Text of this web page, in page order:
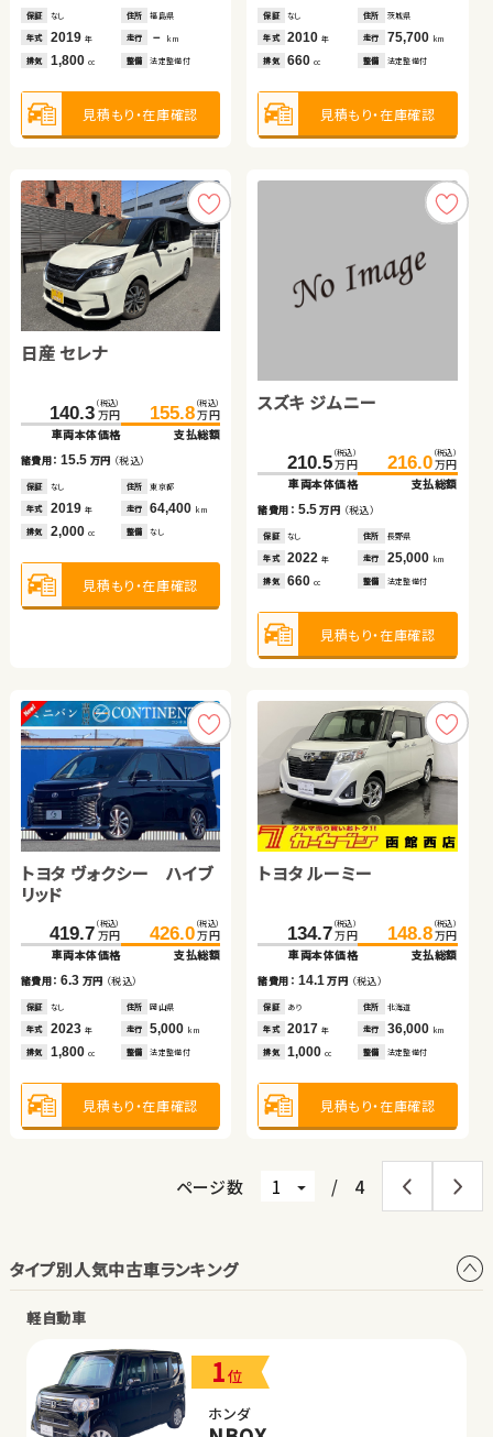
保証 なし 住所 福島県
年式 2019 年 走行 － km
排気 1,800 cc 整備 法定整備付
見積もり・在庫確認
保証 なし 住所 茨城県
年式 2010年 走行 75,700 km
排気 660cc 整備 法定整備付
見積もり・在庫確認
日産 セレナ
140.3 （税込）
万円
車両本体価格
155.8 （税込）
万円
支払総額
諸費用：15.5 万円 （税込）
保証 なし 住所 東京都
年式 2019 年 走行 64,400 km
排気 2,000 cc 整備 なし
見積もり・在庫確認
スズキ ジムニー
210.5 （税込）
万円
車両本体価格
216.0 （税込）
万円
支払総額
諸費用： 5.5万円 （税込）
保証 なし 住所 長野県
年式 2022年 走行 25,000 km
排気 660cc 整備 法定整備付
見積もり・在庫確認
トヨタ ヴォクシー ハイブ
リッド
419.7 （税込）
万円
車両本体価格
426.0 （税込）
万円
支払総額
諸費用：6.3 万円 （税込）
保証 なし 住所 岡山県
年式 2023 年 走行 5,000 km
排気 1,800 cc 整備 法定整備付
見積もり・在庫確認
トヨタ ルーミー
134.7 （税込）
万円
車両本体価格
148.8 （税込）
万円
支払総額
諸費用： 14.1 万円 （税込）
保証 あり 住所 北海道
年式 2017年 走行 36,000 km
排気 1,000cc 整備 法定整備付
見積もり・在庫確認
排気 2,000 整備 法定整備付
見積もり・在庫確認
排気 660 整備 法定整備付
見積もり・在庫確認
トヨタ プリウス アルファ
108.0（税込）
万円
諸費用：12.7万円（税込）
あり 熊本県
年式 2013年 走行
排気 1,800 整備 法定整備付
見積もり・在庫確認
44.5（税込）
万円
諸費用：6.9 万円（税込）
なし
年式 2011年 走行
排気 660 整備 法定整備付
見積もり・在庫確認
スバル フォレスター
68.4（税込）
万円
車両本体価格
85.5 （税込）
万円
諸費用：17.1万円（税込）
あり 埼玉県
年式 2012年 走行
排気 2,000 整備
見積もり・在庫確認
ホンダ フリード
57.7 （税込）
万円
諸費用：6.4 万円（税込）
なし
年式 2015 年 走行
排気 1,500 整備 法定整備付
見積もり・在庫確認
排気 1,800 整備 法定整備付
見積もり・在庫確認
排気 660 整備 法定整備付
見積もり・在庫確認
スズキ スイフト
96.8（税込）
諸費用：13.0万円（税込）
あり 秋田県
年式 2019年 走行
排気 1,200 整備 法定整備付
見積もり・在庫確認
トヨタ ノア ハイブリッド
車両本体価格
支払総額
諸費用：14.4 万円（税込）
2020 年 103,200km
1,800cc 法定整備付
見積もり・在庫確認
ホンダ フィット
108.0（税込）
万円
車両本体価格
117.0（税込）
万円
支払総額
諸費用：9.0 万円（税込）
2017 年 98,500 km
1,300cc 法定整備付
見積もり・在庫確認
トヨタ アクア
59.9（税込）
万円
車両本体価格
64.9（税込）
万円
支払総額
諸費用：5.0万円 （税込）
2012 年 89,800km
1,500cc 法定整備付
見積もり・在庫確認
ページ数 / 4
タイプ別人気中古車ランキング
軽自動車
1位
ホンダ